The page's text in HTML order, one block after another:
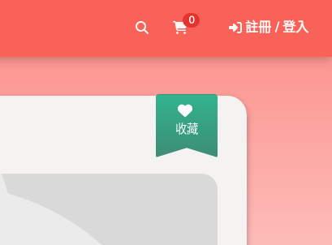
0 註冊 / 登入
收藏